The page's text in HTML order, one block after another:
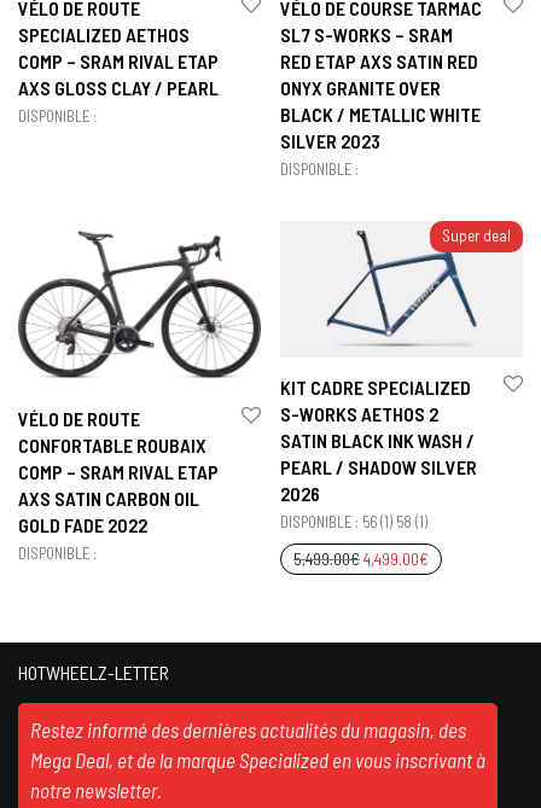
VÉLO DE ROUTE
SPECIALIZED AETHOS
COMP – SRAM RIVAL ETAP
AXS GLOSS CLAY / PEARL
DISPONIBLE :
VÉLO DE COURSE TARMAC
SL7 S-WORKS – SRAM
RED ETAP AXS SATIN RED
ONYX GRANITE OVER
BLACK / METALLIC WHITE
SILVER 2023
DISPONIBLE :
VÉLO DE ROUTE
CONFORTABLE ROUBAIX
COMP – SRAM RIVAL ETAP
AXS SATIN CARBON OIL
GOLD FADE 2022
DISPONIBLE :
Super deal
KIT CADRE SPECIALIZED
S-WORKS AETHOS 2
SATIN BLACK INK WASH /
PEARL / SHADOW SILVER
2026
DISPONIBLE : 56 (1) 58 (1)
5,499.00€4,499.00€
HOTWHEELZ-LETTER
Restez informé des dernières actualités du magasin, des
Mega Deal, et de la marque Specialized en vous inscrivant à
notre newsletter.